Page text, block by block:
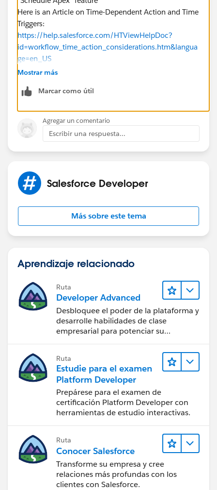
Here is an Article on Time-Dependent Action and Time
Triggers:
https://help.salesforce.com/HTViewHelpDoc?
id=workflow_time_action_considerations.htm&langua
ge=en_US
Let me know if it helps you and close your query by
future.
Mostrar más
Marcar como útil
Agregar un comentario
Escribir una respuesta...
Salesforce Developer
Más sobre este tema
Aprendizaje relacionado
Ruta
Developer Advanced
Desbloquee el poder de la plataforma y
desarrolle habilidades de clase
empresarial para potenciar su
trayectoria profesional como
Ruta
Estudie para el examen
Platform Developer
Prepárese para el examen de
certificación Platform Developer con
herramientas de estudio interactivas.
Ruta
Conocer Salesforce
Transforme su empresa y cree
relaciones más profundas con los
clientes con Salesforce.